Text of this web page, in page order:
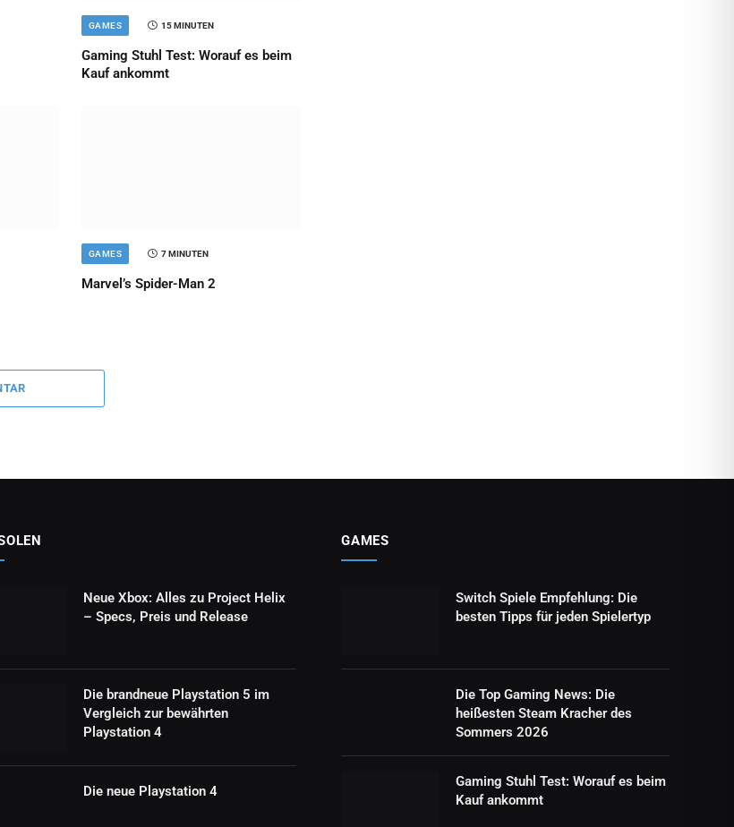
GAMES 15 MINUTEN
Gaming Stuhl Test: Worauf es beim
Kauf ankommt
GAMES 7 MINUTEN
Marvel’s Spider-Man 2
Neue Xbox: Alles zu Project Helix
– Specs, Preis und Release
Die brandneue Playstation 5 im
Vergleich zur bewährten
Playstation 4
Die neue Playstation 4
GAMES
Switch Spiele Empfehlung: Die
besten Tipps für jeden Spielertyp
Die Top Gaming News: Die
heißesten Steam Kracher des
Sommers 2026
Gaming Stuhl Test: Worauf es beim
Kauf ankommt